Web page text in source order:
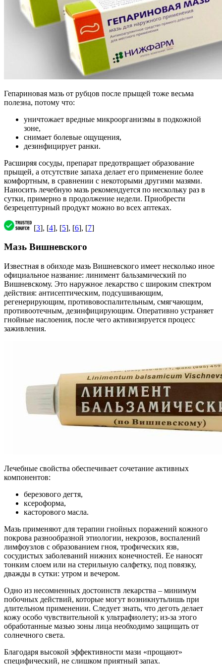
Гепариновая мазь от рубцов после прыщей тоже весьма
полезна, потому что:
уничтожает вредные микроорганизмы в подкожной
зоне,
снимает болевые ощущения,
дезинфицирует ранки.
Расширяя сосуды, препарат предотвращает образование
прыщей, а отсутствие запаха делает его применение более
комфортным, в сравнении с некоторыми другими мазями.
Наносить лечебную мазь рекомендуется по нескольку раз в
сутки, примерно в продолжение недели. Приобрести
безрецептурный продукт можно во всех аптеках.
[3], [4], [5], [6], [7]
Мазь Вишневского
Известная в обиходе мазь Вишневского имеет несколько иное
официальное название: линимент бальзамический по
Вишневскому. Это наружное лекарство с широким спектром
действия: антисептическим, подсушивающим,
регенерирующим, противовоспалительным, смягчающим,
противоотечным, дезинфицирующим. Оперативно устраняет
гнойные наслоения, после чего активизируется процесс
заживления.
Лечебные свойства обеспечивает сочетание активных
компонентов:
березового дегтя,
ксероформа,
касторового масла.
Мазь применяют для терапии гнойных поражений кожного
покрова разнообразной этиологии, некрозов, воспалений
лимфоузлов с образованием гноя, трофических язв,
сосудистых заболеваний нижних конечностей. Ее наносят
тонким слоем или на стерильную салфетку, под повязку,
дважды в сутки: утром и вечером.
Одно из несомненных достоинств лекарства – минимум
побочных действий, которые могут возникнутьлишь при
длительном применении. Следует знать, что деготь делает
кожу особо чувствительной к ультрафиолету; из-за этого
обработанные мазью зоны лица необходимо защищать от
солнечного света.
Благодаря высокой эффективности мази «прощают»
специфический, не слишком приятный запах.